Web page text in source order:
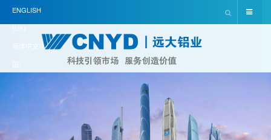
ENGLISH
(UK)
简体中文(中
国)